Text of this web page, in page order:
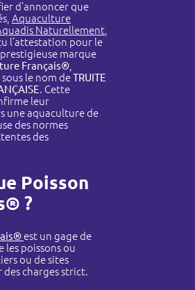
d’annoncer que
Aquaculture
Naturellement,
l’attestation pour le
marque
Français®,
le nom deTRUITE
. Cette
leur
une aquaculture de
des normes
des
Poisson
?
est un gage de
poissons ou
ou de sites
des charges strict.